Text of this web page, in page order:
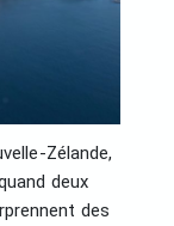
Zélande,
deux
des